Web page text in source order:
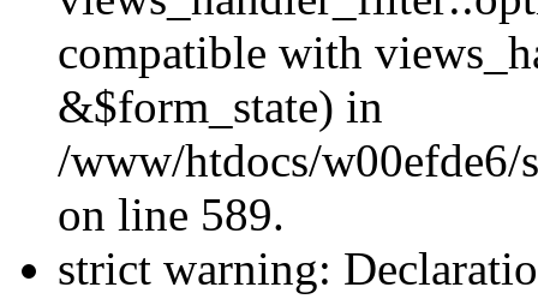
compatible with
&$form_state) in
/www/htdocs/w00efde6/
on line 589.
strict warning: